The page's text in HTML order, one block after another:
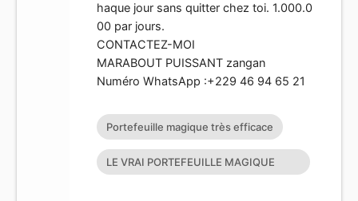
haque jour sans quitter chez toi. 1.000.0
00 par jours.
CONTACTEZ-MOI
MARABOUT PUISSANT zangan
Numéro WhatsApp :+229 46 94 65 21
Portefeuille magique très efficace
LE VRAI PORTEFEUILLE MAGIQUE